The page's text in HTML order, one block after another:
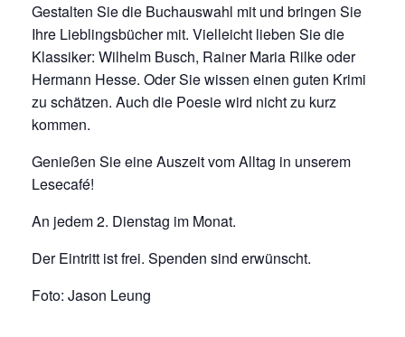
Gestalten Sie die Buchauswahl mit und bringen Sie
Ihre Lieblingsbücher mit. Vielleicht lieben Sie die
Klassiker: Wilhelm Busch, Rainer Maria Rilke oder
Hermann Hesse. Oder Sie wissen einen guten Krimi
zu schätzen. Auch die Poesie wird nicht zu kurz
kommen.
Genießen Sie eine Auszeit vom Alltag in unserem
Lesecafé!
An jedem 2. Dienstag im Monat.
Der Eintritt ist frei. Spenden sind erwünscht.
Foto: Jason Leung